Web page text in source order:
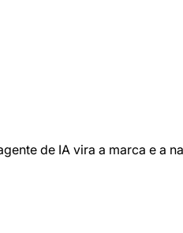
de IA vira a marca e a